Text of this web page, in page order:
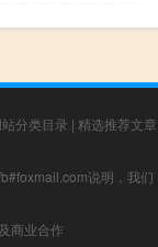
分类目录 | 精选推荐文章
说明，我们
商业合作